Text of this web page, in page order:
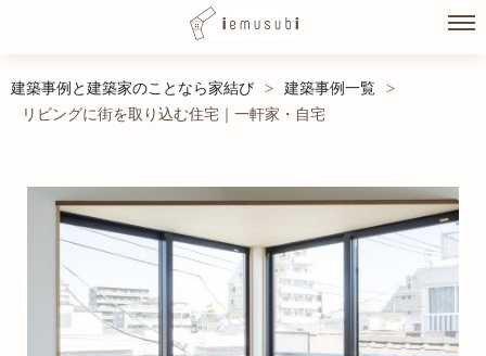
to
content
建築事例と建築家のことなら家結び > 建築事例一覧
>
リビングに街を取り込む住宅｜一軒家・自宅